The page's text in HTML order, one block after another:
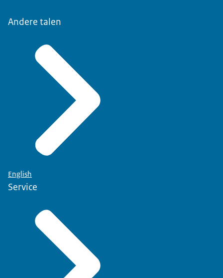
Andere talen
English
Service